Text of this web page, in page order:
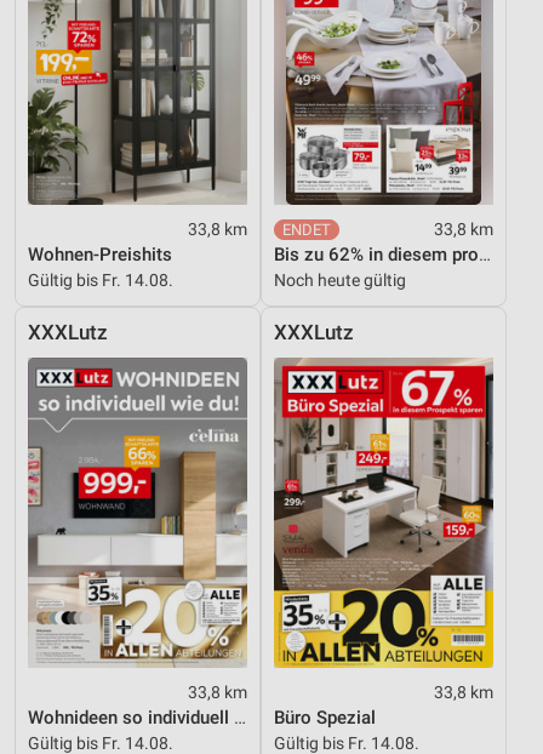
33,8 km
Wohnen-Preishits
Gültig bis Fr. 14.08.
33,8 km
Bis zu 62% in diesem prospekt
Noch heute gültig
XXXLutz
33,8 km
Wohnideen so individuell wie du!
Gültig bis Fr. 14.08.
XXXLutz
33,8 km
Büro Spezial
Gültig bis Fr. 14.08.